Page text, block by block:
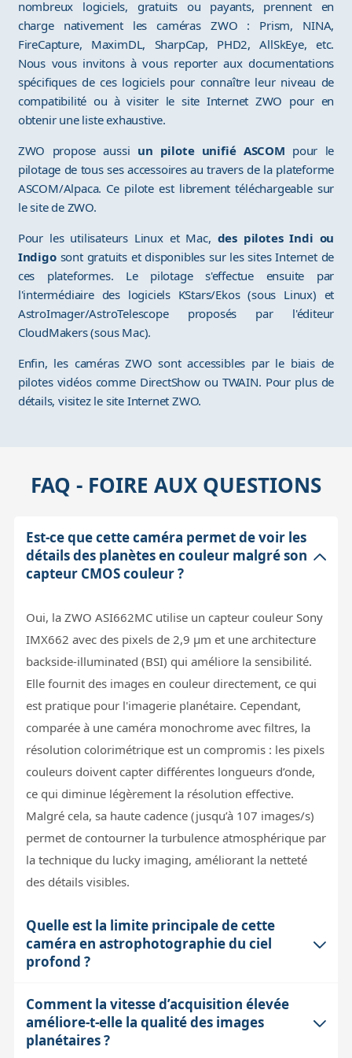
nombreux logiciels, gratuits ou payants, prennent en
charge nativement les caméras ZWO : Prism, NINA,
FireCapture, MaximDL, SharpCap, PHD2, AllSkEye, etc.
Nous vous invitons à vous reporter aux documentations
spécifiques de ces logiciels pour connaître leur niveau de
compatibilité ou à visiter le site Internet ZWO pour en
obtenir une liste exhaustive.
ZWO propose aussi un pilote unifié ASCOM pour le
pilotage de tous ses accessoires au travers de la plateforme
ASCOM/Alpaca. Ce pilote est librement téléchargeable sur
le site de ZWO.
Pour les utilisateurs Linux et Mac, des pilotes Indi ou
Indigosont gratuits et disponibles sur les sites Internet de
ces plateformes. Le pilotage s'effectue ensuite par
l'intermédiaire des logiciels KStars/Ekos (sous Linux) et
AstroImager/AstroTelescope proposés par l'éditeur
CloudMakers (sous Mac).
Enfin, les caméras ZWO sont accessibles par le biais de
pilotes vidéos comme DirectShow ou TWAIN. Pour plus de
détails, visitez le site Internet ZWO.
FAQ - FOIRE AUX QUESTIONS
Est-ce que cette caméra permet de voir les
détails des planètes en couleur malgré son
capteur CMOS couleur ?
Oui, la ZWO ASI662MC utilise un capteur couleur Sony
IMX662 avec des pixels de 2,9 µm et une architecture
backside-illuminated (BSI) qui améliore la sensibilité.
Elle fournit des images en couleur directement, ce qui
est pratique pour l'imagerie planétaire. Cependant,
comparée à une caméra monochrome avec filtres, la
résolution colorimétrique est un compromis : les pixels
couleurs doivent capter différentes longueurs d’onde,
ce qui diminue légèrement la résolution effective.
Malgré cela, sa haute cadence (jusqu’à 107 images/s)
permet de contourner la turbulence atmosphérique par
la technique du lucky imaging, améliorant la netteté
des détails visibles.
Quelle est la limite principale de cette
caméra en astrophotographie du ciel
profond ?
La ZWO ASI662MC est une caméra non refroidie avec
un capteur CMOS couleur, ce qui la destine
principalement à l'imagerie planétaire, au visuel assisté
Comment la vitesse d’acquisition élevée
améliore-t-elle la qualité des images
planétaires ?